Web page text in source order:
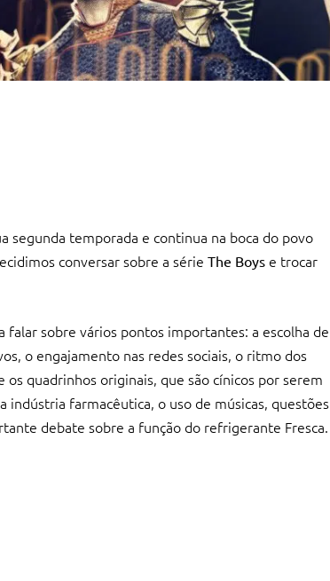
segunda temporada e continua na boca do povo
conversar sobre a série The Boys e trocar
falar sobre vários pontos importantes: a escolha de
o engajamento nas redes sociais, o ritmo dos
quadrinhos originais, que são cínicos por serem
farmacêutica, o uso de músicas, questões
debate sobre a função do refrigerante Fresca.